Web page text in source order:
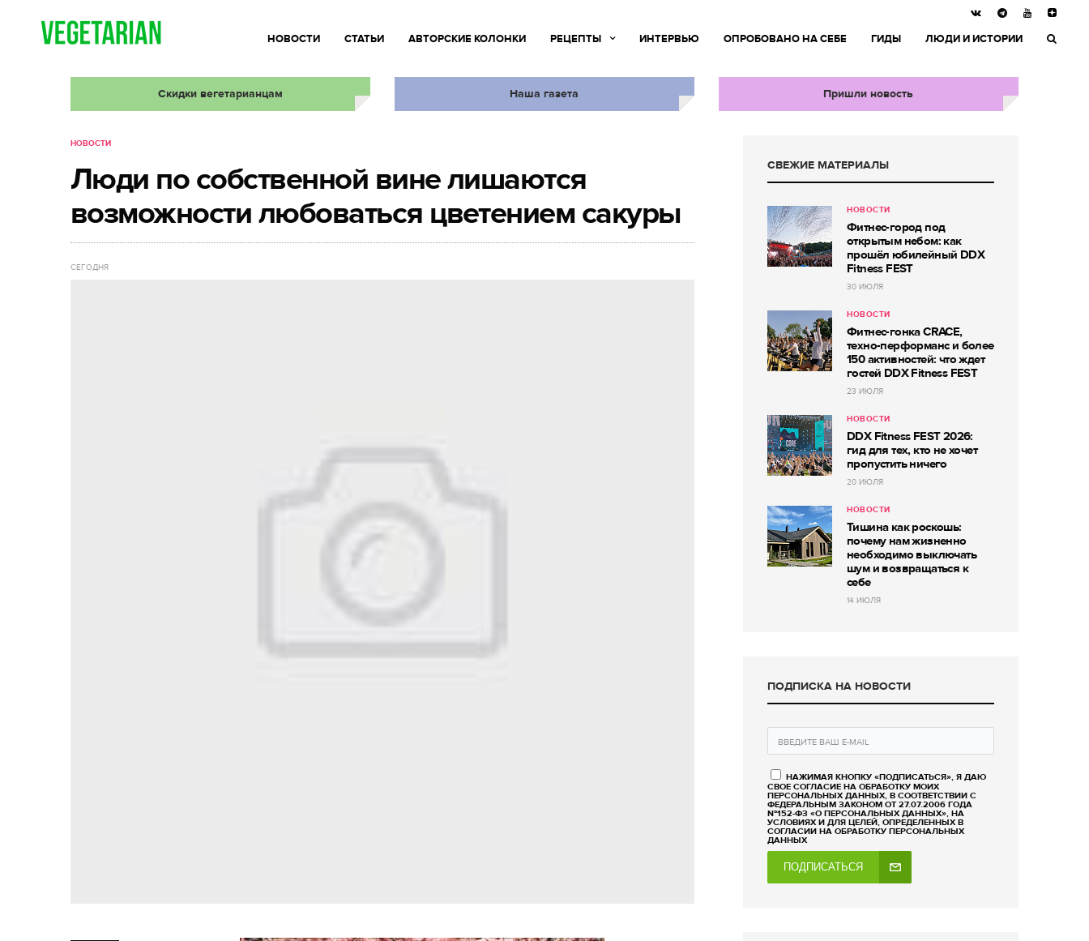
НОВОСТИ СТАТЬИ АВТОРСКИЕ КОЛОНКИ РЕЦЕПТЫ ИНТЕРВЬЮ ОПРОБОВАНО НА СЕБЕ ГИДЫ ЛЮДИ И ИСТОРИИ
Скидки вегетарианцам Наша газета Пришли новость
НОВОСТИ
Люди по собственной вине лишаются
возможности любоваться цветением сакуры
СЕГОДНЯ
СВЕЖИЕ МАТЕРИАЛЫ
НОВОСТИ
Фитнес-город под
открытым небом: как
прошёл юбилейный DDX
Fitness FEST
30 ИЮЛЯ
НОВОСТИ
Фитнес-гонка CRACE,
техно-перформанс и более
150 активностей: что ждет
гостей DDX Fitness FEST
23 ИЮЛЯ
НОВОСТИ
DDX Fitness FEST 2026:
гид для тех, кто не хочет
пропустить ничего
20 ИЮЛЯ
НОВОСТИ
Тишина как роскошь:
почему нам жизненно
необходимо выключать
шум и возвращаться к
себе
14 ИЮЛЯ
ПОДПИСКА НА НОВОСТИ
НАЖИМАЯ КНОПКУ «ПОДПИСАТЬСЯ», Я ДАЮ
СВОЕ СОГЛАСИЕ НА ОБРАБОТКУ МОИХ
ПЕРСОНАЛЬНЫХ ДАННЫХ, В СООТВЕТСТВИИ С
ФЕДЕРАЛЬНЫМ ЗАКОНОМ ОТ 27.07.2006 ГОДА
№152-ФЗ «О ПЕРСОНАЛЬНЫХ ДАННЫХ», НА
УСЛОВИЯХ И ДЛЯ ЦЕЛЕЙ, ОПРЕДЕЛЕННЫХ В
СОГЛАСИИ НА ОБРАБОТКУ ПЕРСОНАЛЬНЫХ
ДАННЫХ
ПОДПИСАТЬСЯ